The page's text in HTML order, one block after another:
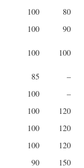
80
100
90
100
100
100
–
85
–
100
120
100
120
100
120
100
150
90